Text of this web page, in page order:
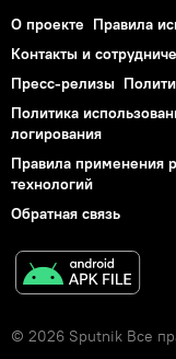
О проекте Правила
Контакты и
Пресс-релизы
Политика
логирования
Правила применения
технологий
Обратная связь
© 2026 Sputnik Все